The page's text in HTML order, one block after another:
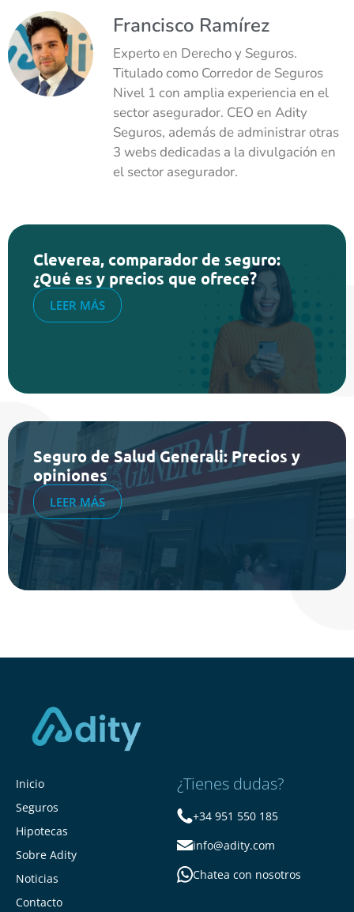
Francisco Ramírez
Experto en Derecho y Seguros.
Titulado como Corredor de Seguros
Nivel 1 con amplia experiencia en el
sector asegurador. CEO en Adity
Seguros, además de administrar otras
3 webs dedicadas a la divulgación en
el sector asegurador.
Cleverea, comparador de seguro:
¿Qué es y precios que ofrece?
LEER MÁS
Seguro de Salud Generali: Precios y
opiniones
LEER MÁS
Inicio
Seguros
Hipotecas
Sobre Adity
Noticias
Contacto
¿Tienes dudas?
+34 951 550 185
info@adity.com
Chatea con nosotros